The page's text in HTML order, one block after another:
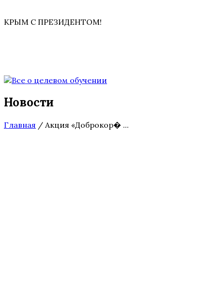
КРЫМ С ПРЕЗИДЕНТОМ!
Новости
Главная / Акция «Доброкор� ...